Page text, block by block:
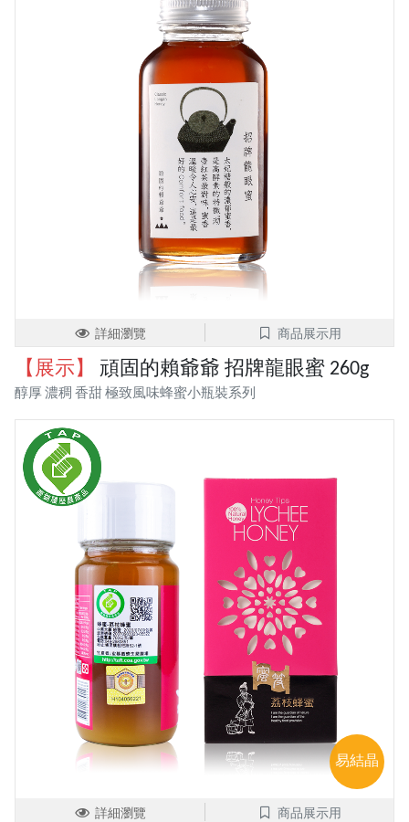
詳細瀏覽 商品展示用
【展示】 頑固的賴爺爺 招牌龍眼蜜 260g
醇厚 濃稠 香甜 極致風味蜂蜜小瓶裝系列
易結晶
詳細瀏覽 商品展示用